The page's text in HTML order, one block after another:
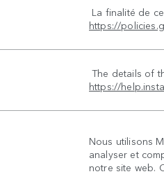
La finalité de
https://
The details of
https://
Nous utilisons
analyser et
notre site web.